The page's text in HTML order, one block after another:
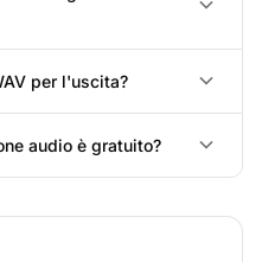
per l'uscita?
audio è gratuito?